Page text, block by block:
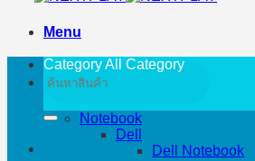
Menu
Search
for:
Category All Category
Notebook
Dell
Dell Notebook